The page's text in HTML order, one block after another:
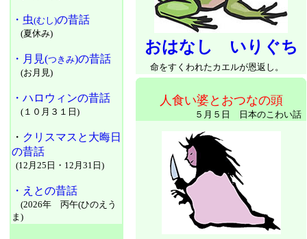
・虫(むし)の昔話
(夏休み)
・月見(つきみ)の昔話
(お月見)
・ハロウィンの昔話
(１０月３１日)
・ クリスマスと大晦日
の昔話
(12月25日・12月31日)
・えとの昔話
(2026年 丙午(ひのえう
ま)
おはなし いりぐち
命をすくわれたカエルが恩返し。
人食い婆とおつなの頭
５月５日 日本のこわい話